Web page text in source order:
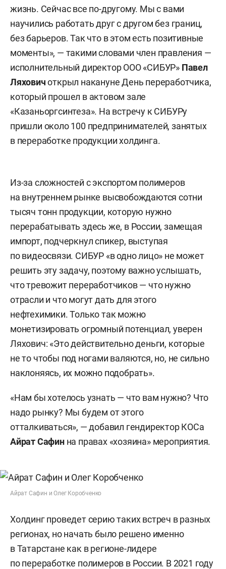
жизнь. Сейчас все по-другому. Мы с вами
научились работать друг с другом без границ,
без барьеров. Так что в этом есть позитивные
моменты», — такими словами член правления —
исполнительный директор ООО «СИБУР» Павел
Ляховичоткрыл накануне День переработчика,
который прошел в актовом зале
«Казаньоргсинтеза». На встречу к СИБУРу
пришли около 100 предпринимателей, занятых
в переработке продукции холдинга.
Из-за сложностей с экспортом полимеров
на внутреннем рынке высвобождаются сотни
тысяч тонн продукции, которую нужно
перерабатывать здесь же, в России, замещая
импорт, подчеркнул спикер, выступая
по видеосвязи. СИБУР «в одно лицо» не может
решить эту задачу, поэтому важно услышать,
что тревожит переработчиков — что нужно
отрасли и что могут дать для этого
нефтехимики. Только так можно
монетизировать огромный потенциал, уверен
Ляхович: «Это действительно деньги, которые
не то чтобы под ногами валяются, но, не сильно
наклоняясь, их можно подобрать».
«Нам бы хотелось узнать — что вам нужно? Что
надо рынку? Мы будем от этого
отталкиваться», — добавил гендиректор КОСа
Айрат Сафинна правах «хозяина» мероприятия.
Айрат Сафин и Олег Коробченко
Холдинг проведет серию таких встреч в разных
регионах, но начать было решено именно
в Татарстане как в регионе-лидере
по переработке полимеров в России. В 2021 году